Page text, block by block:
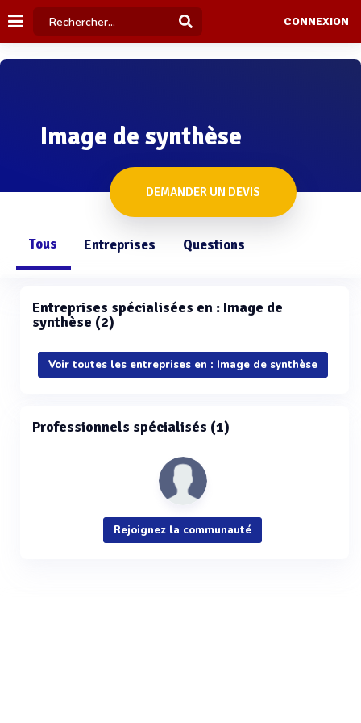
CONNEXION
Image de synthèse
DEMANDER UN DEVIS
Tous Entreprises Questions
Entreprises spécialisées en : Image de
synthèse (2)
Voir toutes les entreprises en : Image de synthèse
Professionnels spécialisés (1)
Rejoignez la communauté